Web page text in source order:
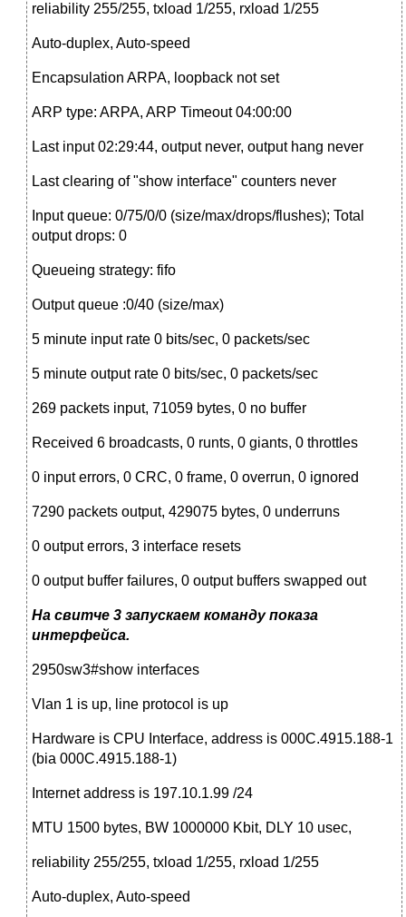
reliability 255/255, txload 1/255, rxload 1/255
Auto-duplex, Auto-speed
Encapsulation ARPA, loopback not set
ARP type: ARPA, ARP Timeout 04:00:00
Last input 02:29:44, output never, output hang never
Last clearing of "show interface" counters never
Input queue: 0/75/0/0 (size/max/drops/flushes); Total
output drops: 0
Queueing strategy: fifo
Output queue :0/40 (size/max)
5 minute input rate 0 bits/sec, 0 packets/sec
5 minute output rate 0 bits/sec, 0 packets/sec
269 packets input, 71059 bytes, 0 no buffer
Received 6 broadcasts, 0 runts, 0 giants, 0 throttles
0 input errors, 0 CRC, 0 frame, 0 overrun, 0 ignored
7290 packets output, 429075 bytes, 0 underruns
0 output errors, 3 interface resets
0 output buffer failures, 0 output buffers swapped out
На свитче 3 запускаем команду показа
интерфейса.
2950sw3#show interfaces
Vlan 1 is up, line protocol is up
Hardware is CPU Interface, address is 000C.4915.188-1
(bia 000C.4915.188-1)
Internet address is 197.10.1.99 /24
MTU 1500 bytes, BW 1000000 Kbit, DLY 10 usec,
reliability 255/255, txload 1/255, rxload 1/255
Auto-duplex, Auto-speed